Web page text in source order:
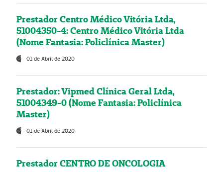
Prestador Centro Médico Vitória Ltda,
51004350-4: Centro Médico Vitória Ltda
(Nome Fantasia: Policlínica Master)
01 de Abril de 2020
Prestador: Vipmed Clínica Geral Ltda,
51004349-0 (Nome Fantasia: Policlínica
Master)
01 de Abril de 2020
Prestador CENTRO DE ONCOLOGIA